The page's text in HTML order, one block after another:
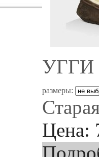
УГГИ
размеры:
Цена: